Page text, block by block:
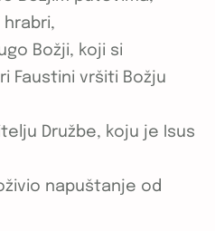
hrabri,
Božji, koji si
Faustini vršiti Božju
Družbe, koju je Isus
napuštanje od